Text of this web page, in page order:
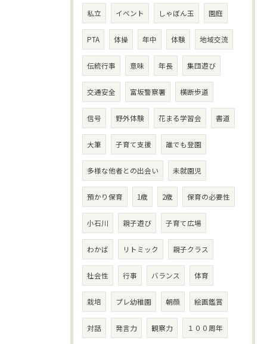
私立 イベント しゃぼん玉 園庭
PTA 体操 年中 体験 地域交流
伝統行事 意味 年長 集団遊び
交通安全 富坂警察署 横断歩道
信号 野外体験 花まる学習会 書道
大筆 子育て支援 誰でも登園
多様な他者との出会い 未就園児
預かり保育 1歳 2歳 保育の必要性
小石川 親子遊び 子育て広場
わかば リトミック 親子クラス
社会性 行事 バランス 体育
栽培 プレ幼稚園 朝顔 絵画鑑賞
対話 発言力 観察力 １００周年